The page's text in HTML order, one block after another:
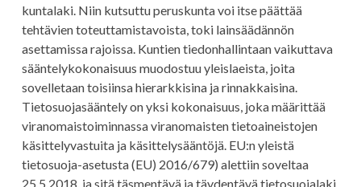
kuntalaki. Niin kutsuttu peruskunta voi itse päättää
tehtävien toteuttamistavoista, toki lainsäädännön
asettamissa rajoissa. Kuntien tiedonhallintaan vaikuttava
sääntelykokonaisuus muodostuu yleislaeista, joita
sovelletaan toisiinsa hierarkkisina ja rinnakkaisina.
Tietosuojasääntely on yksi kokonaisuus, joka määrittää
viranomaistoiminnassa viranomaisten tietoaineistojen
käsittelyvastuita ja käsittelysääntöjä. EU:n yleistä
tietosuoja-asetusta (EU) 2016/679) alettiin soveltaa
25.5.2018, ja sitä täsmentävä ja täydentävä tietosuojalaki